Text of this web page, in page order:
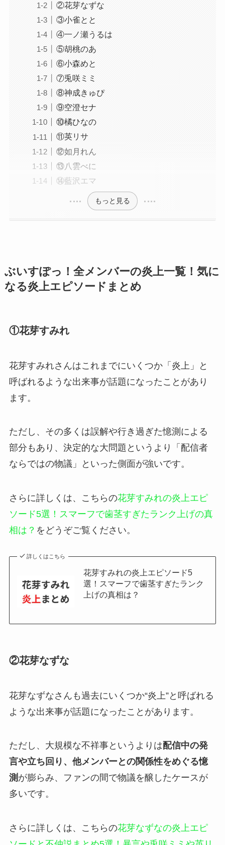
②花芽なずな
③小雀とと
④一ノ瀬うるは
⑤胡桃のあ
⑥小森めと
⑦兎咲ミミ
⑧神成きゅぴ
⑨空澄セナ
⑩橘ひなの
⑪英リサ
⑫如月れん
⑬八雲べに
⑭藍沢エマ
もっと見る
ぶいすぽっ！全メンバーの炎上一覧！気に
なる炎上エピソードまとめ
①花芽すみれ
花芽すみれさんはこれまでにいくつか「炎上」と
呼ばれるような出来事が話題になったことがあり
ます。
ただし、その多くは誤解や行き過ぎた憶測による
部分もあり、決定的な大問題というより「配信者
ならではの物議」といった側面が強いです。
さらに詳しくは、こちらの花芽すみれの炎上エピ
ソード5選！スマーフで歯茎すぎたランク上げの真
相は？ をどうぞご覧ください。
詳しくはこちら
花芽すみれの炎上エピソード5
選！スマーフで歯茎すぎたランク
上げの真相は？
②花芽なずな
花芽なずなさんも過去にいくつか“炎上”と呼ばれる
ような出来事が話題になったことがあります。
ただし、大規模な不祥事というよりは配信中の発
言や立ち回り、他メンバーとの関係性をめぐる憶
測 が膨らみ、ファンの間で物議を醸したケースが
多いです。
さらに詳しくは、こちらの花芽なずなの炎上エピ